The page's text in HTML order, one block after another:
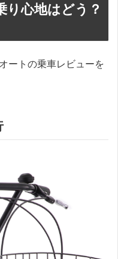
り心地はどう？
ートの乗車レビューを